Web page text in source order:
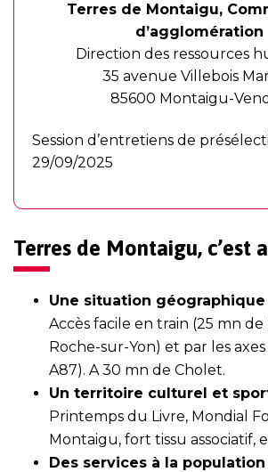
Terres de Montaigu,
d’agglomération
Direction des ressources
35 avenue Villebois
85600 Montaigu-
Session d’entretiens de
29/09/2025
Terres de Montaigu, c’est
Une situation
Accès facile en train (25 mn de
Roche-sur-Yon) et par les
A87). A 30 mn de Cholet.
Un territoire culturel et
Printemps du Livre, Mondial
Montaigu, fort tissu associatif,
Des services à la